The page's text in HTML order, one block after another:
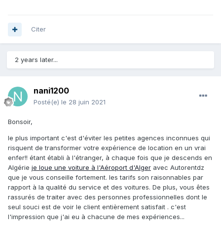
Citer
2 years later...
nani1200
Posté(e) le 28 juin 2021
Bonsoir,
le plus important c'est d'éviter les petites agences inconnues qui
risquent de transformer votre expérience de location en un vrai
enfer!! étant établi à l'étranger, à chaque fois que je descends en
Algérie je loue une voiture à l'Aéroport d'Alger avec Autorentdz
que je vous conseille fortement. les tarifs son raisonnables par
rapport à la qualité du service et des voitures. De plus, vous êtes
rassurés de traiter avec des personnes professionnelles dont le
seul souci est de voir le client entièrement satisfait . c'est
l'impression que j'ai eu à chacune de mes expériences...